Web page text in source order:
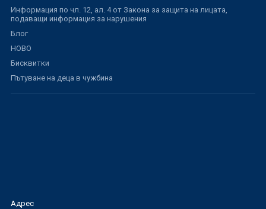
Информация по чл. 12, ал. 4 от Закона за защита на лицата,
подаващи информация за нарушения
Блог
НОВО
Бисквитки
Пътуване на деца в чужбина
Адрес